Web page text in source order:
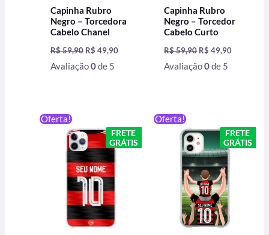
Capinha Rubro
Negro – Torcedora
Cabelo Chanel
R$59,90 R$ 49,90
Avaliação0de 5
Capinha Rubro
Negro – Torcedor
Cabelo Curto
R$59,90 R$ 49,90
Avaliação0de 5
Oferta!
FRETE
GRÁTIS
original
era:
R$ 59,90.
preço
atual
é:
Oferta!
FRETE
GRÁTIS
original
era:
R$ 59,90.
preço
atual
é: